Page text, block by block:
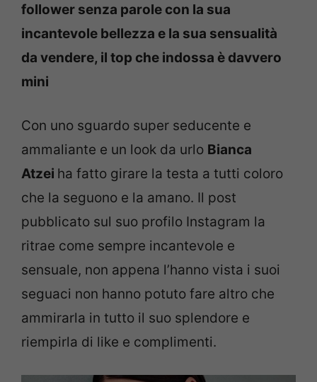
follower senza parole con la sua
incantevole bellezza e la sua sensualità
da vendere, il top che indossa è davvero
mini
Con uno sguardo super seducente e
ammaliante e un look da urlo Bianca
Atzei ha fatto girare la testa a tutti coloro
che la seguono e la amano. Il post
pubblicato sul suo profilo Instagram la
ritrae come sempre incantevole e
sensuale, non appena l’hanno vista i suoi
seguaci non hanno potuto fare altro che
ammirarla in tutto il suo splendore e
riempirla di like e complimenti.